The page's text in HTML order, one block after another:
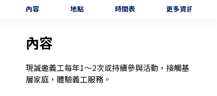
內容 地點 時間表 更多資訊
內容
現誠邀義工每年1～2次或持續參與活動，接觸基
層家庭，體驗義工服務。